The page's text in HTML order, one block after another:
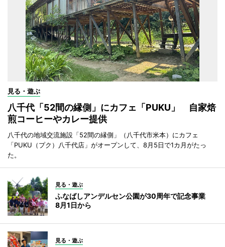
見る・遊ぶ
八千代「52間の縁側」にカフェ「PUKU」 自家焙
煎コーヒーやカレー提供
八千代の地域交流施設「52間の縁側」（八千代市米本）にカフェ
「PUKU（プク）八千代店」がオープンして、8月5日で1カ月がたっ
た。
見る・遊ぶ
ふなばしアンデルセン公園が30周年で記念事業
8月1日から
見る・遊ぶ